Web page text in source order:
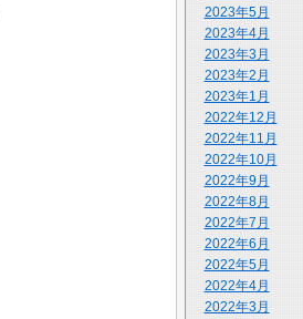
2023年5月
2023年4月
2023年3月
2023年2月
2023年1月
2022年12月
2022年11月
2022年10月
2022年9月
2022年8月
2022年7月
2022年6月
2022年5月
2022年4月
2022年3月